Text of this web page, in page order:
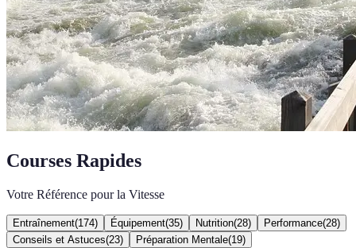
Courses Rapides
Votre Référence pour la Vitesse
Entraînement(174) Équipement(35) Nutrition(28) Performance(28)
Conseils et Astuces(23) Préparation Mentale(19)